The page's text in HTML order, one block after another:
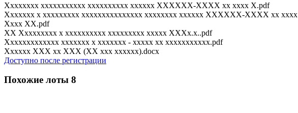
Xxxxxxxx xxxxxxxxxxx xxxxxxxxxx xxxxxx XXXXXX-XXXX xx xxxx X.pdf
Xxxxxxx x xxxxxxxxx xxxxxxxxxxxxxxx xxxxxxxx xxxxxx XXXXXX-XXXX xx
Xxxx XX.pdf
XX Xxxxxxxxx x xxxxxxxxxx xxxxxxxxx xxxxx XXXx.x..pdf
Xxxxxxxxxxxxx xxxxxxx x xxxxxxx - xxxxx xx xxxxxxxxxxx.pdf
Xxxxxx XXX xx XXX (XX xxx xxxxxx).docx
Доступно после регистрации
Похожие лоты 8